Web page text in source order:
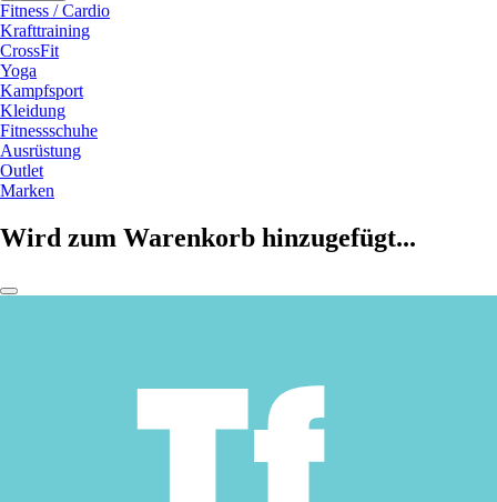
Fitness / Cardio
Krafttraining
CrossFit
Yoga
Kampfsport
Kleidung
Fitnessschuhe
Ausrüstung
Outlet
Marken
Wird zum Warenkorb hinzugefügt...